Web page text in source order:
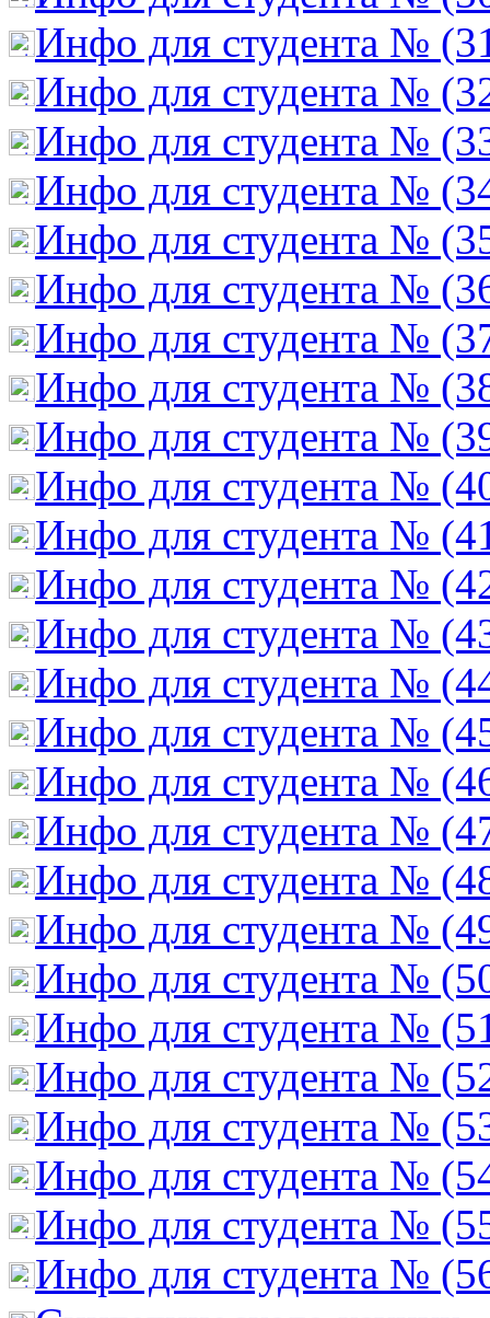
Инфо для студента №
Инфо для студента №
Инфо для студента №
Инфо для студента №
Инфо для студента №
Инфо для студента №
Инфо для студента №
Инфо для студента №
Инфо для студента №
Инфо для студента №
Инфо для студента №
Инфо для студента №
Инфо для студента №
Инфо для студента №
Инфо для студента №
Инфо для студента №
Инфо для студента №
Инфо для студента №
Инфо для студента №
Инфо для студента №
Инфо для студента №
Инфо для студента №
Инфо для студента №
Инфо для студента №
Инфо для студента №
Инфо для студента №